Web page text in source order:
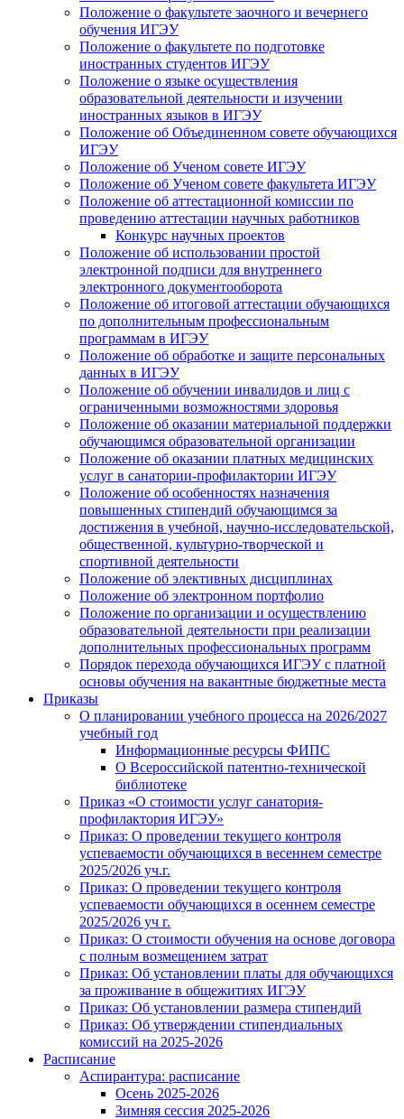
Положение о факультете заочного и вечернего
обучения ИГЭУ
Положение о факультете по подготовке
иностранных студентов ИГЭУ
Положение о языке осуществления
образовательной деятельности и изучении
иностранных языков в ИГЭУ
Положение об Объединенном совете обучающихся
ИГЭУ
Положение об Ученом совете ИГЭУ
Положение об Ученом совете факультета ИГЭУ
Положение об аттестационной комиссии по
проведению аттестации научных работников
Конкурс научных проектов
Положение об использовании простой
электронной подписи для внутреннего
электронного документооборота
Положение об итоговой аттестации обучающихся
по дополнительным профессиональным
программам в ИГЭУ
Положение об обработке и защите персональных
данных в ИГЭУ
Положение об обучении инвалидов и лиц с
ограниченными возможностями здоровья
Положение об оказании материальной поддержки
обучающимся образовательной организации
Положение об оказании платных медицинских
услуг в санатории-профилактории ИГЭУ
Положение об особенностях назначения
повышенных стипендий обучающимся за
достижения в учебной, научно-исследовательской,
общественной, культурно-творческой и
спортивной деятельности
Положение об элективных дисциплинах
Положение об электронном портфолио
Положение по организации и осуществлению
образовательной деятельности при реализации
дополнительных профессиональных программ
Порядок перехода обучающихся ИГЭУ с платной
основы обучения на вакантные бюджетные места
Приказы
О планировании учебного процесса на 2026/2027
учебный год
Информационные ресурсы ФИПС
О Всероссийской патентно-технической
библиотеке
Приказ «О стоимости услуг санатория-
профилактория ИГЭУ»
Приказ: О проведении текущего контроля
успеваемости обучающихся в весеннем семестре
2025/2026 уч.г.
Приказ: О проведении текущего контроля
успеваемости обучающихся в осеннем семестре
2025/2026 уч г.
Приказ: О стоимости обучения на основе договора
с полным возмещением затрат
Приказ: Об установлении платы для обучающихся
за проживание в общежитиях ИГЭУ
Приказ: Об установлении размера стипендий
Приказ: Об утверждении стипендиальных
комиссий на 2025-2026
Расписание
Аспирантура: расписание
Осень 2025-2026
Зимняя сессия 2025-2026